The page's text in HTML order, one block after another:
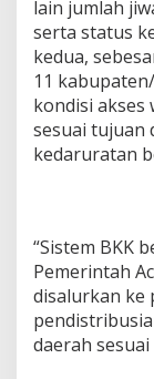
lain jumlah
serta status
kedua,
11
kondisi akses
sesuai tujuan
kedaruratan
“Sistem BKK
Pemerintah
disalurkan ke
daerah